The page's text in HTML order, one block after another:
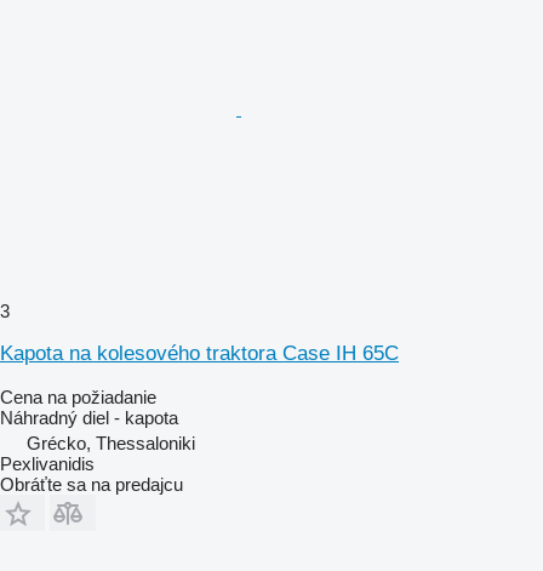
3
Kapota na kolesového traktora Case IH 65C
Cena na požiadanie
Náhradný diel - kapota
Grécko, Thessaloniki
Pexlivanidis
Obráťte sa na predajcu